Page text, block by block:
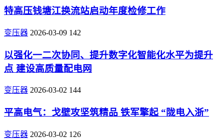
特高压钱塘江换流站启动年度检修工作
变压器 2026-03-09 142
以强化一二次协同、提升数字化智能化水平为提升
点 建设高质量配电网
变压器 2026-03-02 144
平高电气：戈壁攻坚筑精品 铁军擎起 “陇电入浙”
变压器 2026-03-02 126